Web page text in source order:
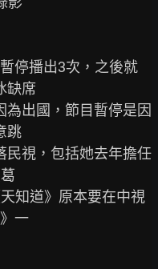
停播出3次，之後就
缺席
為出國，節目暫停是因
跳
民視，包括她去年擔任
知道》原本要在中視
一